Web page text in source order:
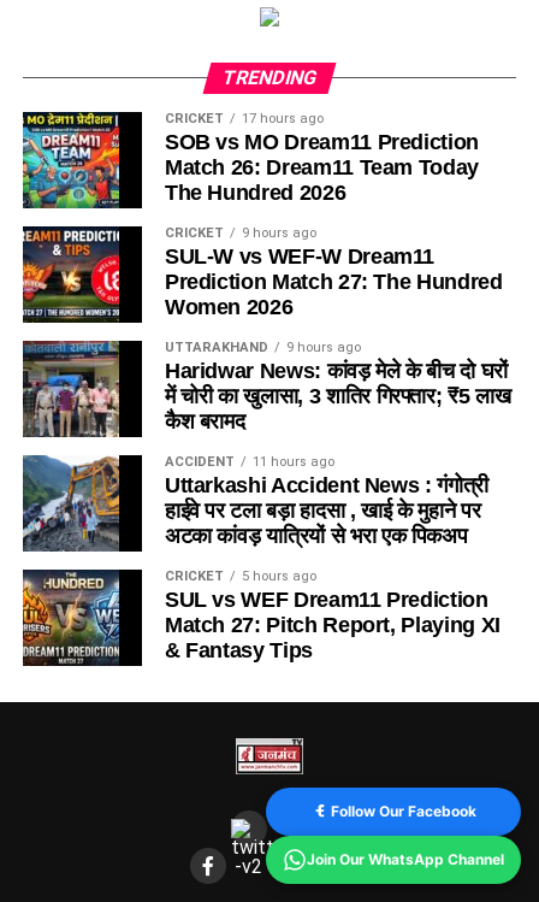
TRENDING
CRICKET 17 hours ago
SOB vs MO Dream11 Prediction
Match 26: Dream11 Team Today
The Hundred 2026
CRICKET 9 hours ago
SUL-W vs WEF-W Dream11
Prediction Match 27: The Hundred
Women 2026
UTTARAKHAND 9 hours ago
Haridwar News: कांवड़ मेले के बीच दो घरों
में चोरी का खुलासा, 3 शातिर गिरफ्तार; ₹5 लाख
कैश बरामद
ACCIDENT 11 hours ago
Uttarkashi Accident News : गंगोत्री
हाईवे पर टला बड़ा हादसा , खाई के मुहाने पर
अटका कांवड़ यात्रियों से भरा एक पिकअप
CRICKET 5 hours ago
SUL vs WEF Dream11 Prediction
Match 27: Pitch Report, Playing XI
& Fantasy Tips
Follow Our Facebook
Join Our WhatsApp Channel